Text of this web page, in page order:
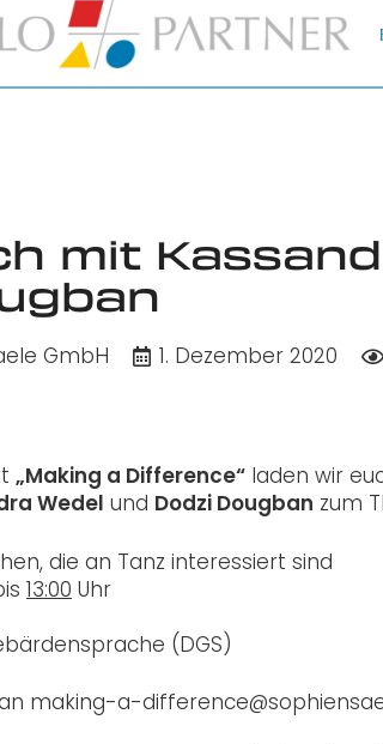
mit
GmbH 1. Dezember 2020
„Making a Difference“ laden wir
Wedel und Dodzi Dougban zum
die an Tanz interessiert sind
13:00 Uhr
(DGS)
making-a-